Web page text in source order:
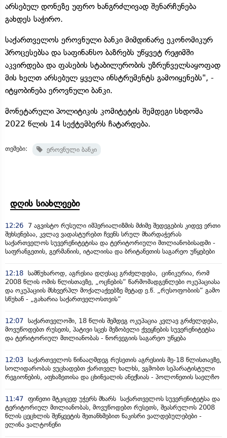
არსებულ დონეზე უფრო ხანგრძლივად შენარჩუნება
გახდეს საჭირო.
საქართველოს ეროვნული ბანკი მიმდინარე ეკონომიკურ
პროცესებსა და საფინანსო ბაზრებს უწყვეტ რეჟიმში
აკვირდება და ფასების სტაბილურობის უზრუნველსაყოფად
მის ხელთ არსებულ ყველა ინსტრუმენტს გამოიყენებს", -
იტყობინება ეროვნული ბანკი.
მონეტარული პოლიტიკის კომიტეტის შემდეგი სხდომა
2022 წლის 14 სექტემბერს ჩატარდება.
თემები: ეროვნული ბანკი
დღის სიახლეები
12:26
7 აგვისტო რუსული იმპერიალიზმის მძიმე შედეგების კიდევ ერთი
შეხსენებაა, კვლავ ვადასტურებთ ჩვენს სრულ მხარდაჭერას
საქართველოს სუვერენიტეტისა და ტერიტორიული მთლიანობისადმი -
საფრანგეთის, გერმანიის, იტალიისა და ბრიტანეთის საგარეო უწყებები
12:18 სამწუხაროდ, აგრესია დღესაც გრძელდება, ცინიკურია, რომ
2008 წლის ომის წლისთავზე, „ოცნების“ წარმომადგენლები ოკუპაციასა
და ოკუპაციის მსხვერპლ მოქალაქეებზე მეტად ე.წ. „რუსოფობიის“ გამო
სწუხან - „გახარია საქართველოსთვის“
12:07 საქართველოში, 18 წლის შემდეგ ოკუპაცია კვლავ გრძელდება,
მოვუწოდებთ რუსეთს, პატივი სცეს მეზობელი ქვეყნების სუვერენიტეტსა
და ტერიტორიულ მთლიანობას - ნორვეგიის საგარეო უწყება
12:03 საქართველოს წინააღმდეგ რუსეთის აგრესიის მე-18 წლისთავზე,
სოლიდარობას ვუცხადებთ ქართველ ხალხს, ვგმობთ სეპარატისტული
რეგიონების, აფხაზეთისა და ცხინვალის ანექსიას - პოლონეთის საელჩო
11:47 ფინეთი მტკიცედ უჭერს მხარს საქართველოს სუვერენიტეტსა და
ტერიტორიულ მთლიანობას, მოვუწოდებთ რუსეთს, შეასრულოს 2008
წლის ცეცხლის შეწყვეტის შეთანხმებით ნაკისრი ვალდებულებები -
ელინა ვალტონენი